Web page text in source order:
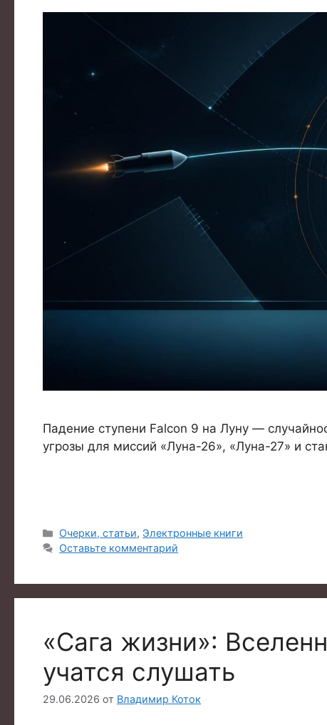
Падение ступени Falcon 9 на Луну —
угрозы для миссий «Луна-26», «Луна-27» и
Рубрики
Очерки, статьи, Электронные книги
Оставьте комментарий
«Сага жизни»:
учатся слушать
29.06.2026 от Владимир Коток